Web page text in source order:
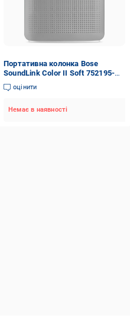
Портативна колонка Bose
SoundLink Color II Soft 752195-
0100 Black
оцінити
Немає в наявності